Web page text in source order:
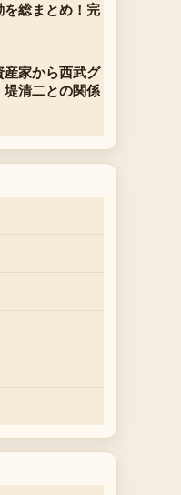
を総まとめ！完
産家から西武グ
堤清二との関係